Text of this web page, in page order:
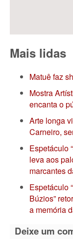
Mais lidas
Matuê faz
Mostra
encanta o
Arte longa
Carneiro,
Espetáculo
leva aos
marcantes
Espetáculo
Búzios”
a memória
Deixe um